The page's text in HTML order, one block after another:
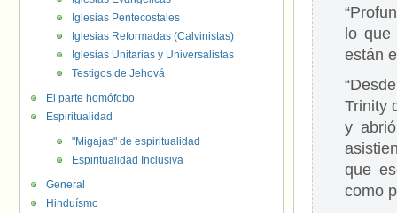
lo
están
Trinity
y
que
como
Iglesias Pentecostales
Iglesias Reformadas (Calvinistas)
Iglesias Unitarias y Universalistas
Testigos de Jehová
El parte homófobo
Espiritualidad
"Migajas" de espiritualidad
Espiritualidad Inclusiva
General
Hinduísmo